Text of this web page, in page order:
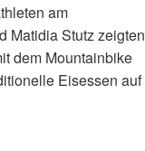
am
Matidia Stutz zeigten
dem Mountainbike
Eisessen auf